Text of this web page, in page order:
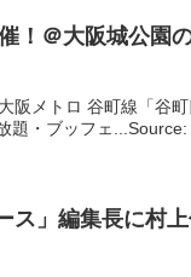
！＠大阪城公園
阪メトロ 谷町線「谷
題・ブッフェ
ス」編集長に村